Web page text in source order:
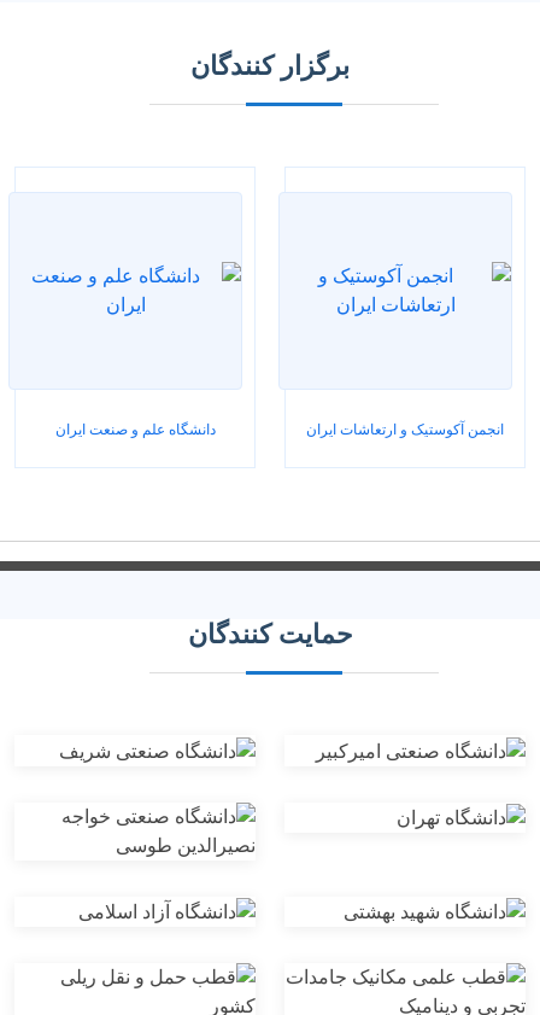
برگزار کنندگان
انجمن آکوستیک و ارتعاشات ایران دانشگاه علم و صنعت ایران
حمایت کنندگان